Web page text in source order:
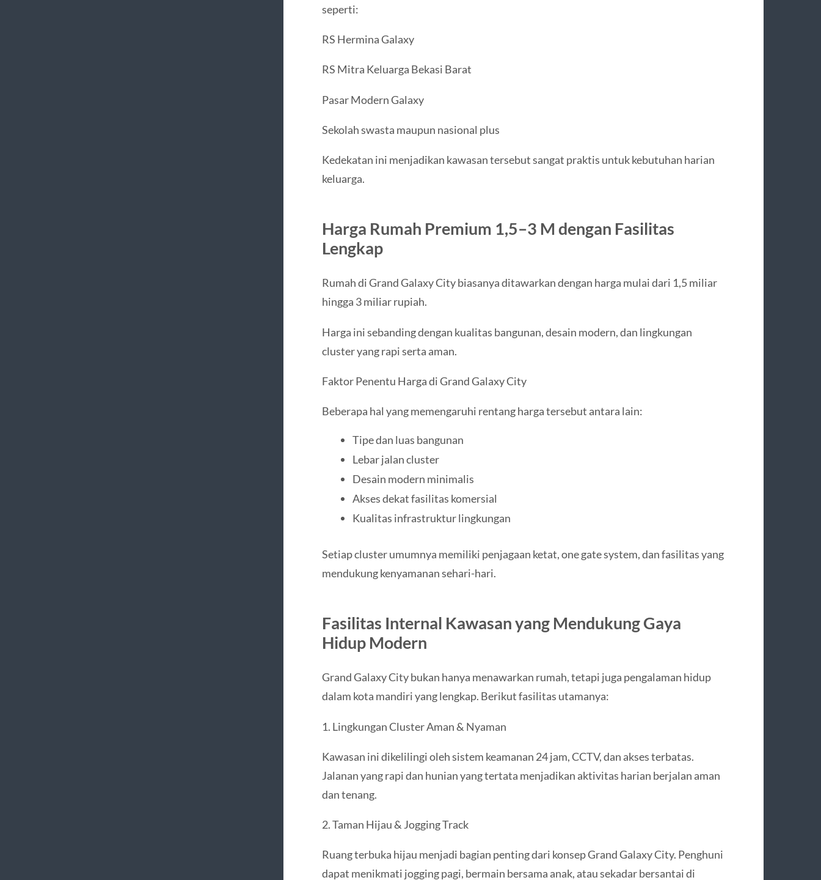
seperti:
RS Hermina Galaxy
RS Mitra Keluarga Bekasi Barat
Pasar Modern Galaxy
Sekolah swasta maupun nasional plus
Kedekatan ini menjadikan kawasan tersebut sangat praktis untuk kebutuhan harian
keluarga.
Harga Rumah Premium 1,5–3 M dengan Fasilitas
Lengkap
Rumah di Grand Galaxy City biasanya ditawarkan dengan harga mulai dari 1,5 miliar
hingga 3 miliar rupiah.
Harga ini sebanding dengan kualitas bangunan, desain modern, dan lingkungan
cluster yang rapi serta aman.
Faktor Penentu Harga di Grand Galaxy City
Beberapa hal yang memengaruhi rentang harga tersebut antara lain:
Tipe dan luas bangunan
Lebar jalan cluster
Desain modern minimalis
Akses dekat fasilitas komersial
Kualitas infrastruktur lingkungan
Setiap cluster umumnya memiliki penjagaan ketat, one gate system, dan fasilitas yang
mendukung kenyamanan sehari-hari.
Fasilitas Internal Kawasan yang Mendukung Gaya
Hidup Modern
Grand Galaxy City bukan hanya menawarkan rumah, tetapi juga pengalaman hidup
dalam kota mandiri yang lengkap. Berikut fasilitas utamanya:
1. Lingkungan Cluster Aman & Nyaman
Kawasan ini dikelilingi oleh sistem keamanan 24 jam, CCTV, dan akses terbatas.
Jalanan yang rapi dan hunian yang tertata menjadikan aktivitas harian berjalan aman
dan tenang.
2. Taman Hijau & Jogging Track
Ruang terbuka hijau menjadi bagian penting dari konsep Grand Galaxy City. Penghuni
dapat menikmati jogging pagi, bermain bersama anak, atau sekadar bersantai di